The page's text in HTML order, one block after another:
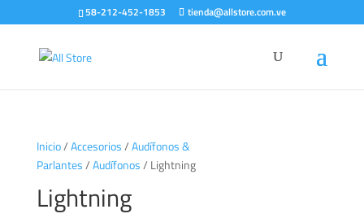
58-212-452-1853 tienda@allstore.com.ve
Inicio/Accesorios/Audífonos &
Parlantes/Audífonos/ Lightning
Lightning